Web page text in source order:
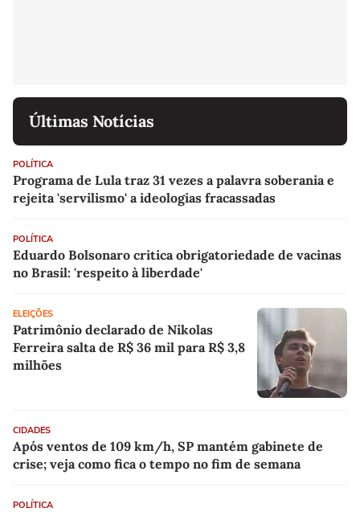
Últimas Notícias
POLÍTICA
Programa de Lula traz 31 vezes a palavra soberania e
rejeita 'servilismo' a ideologias fracassadas
POLÍTICA
Eduardo Bolsonaro critica obrigatoriedade de vacinas
no Brasil: 'respeito à liberdade'
ELEIÇÕES
Patrimônio declarado de Nikolas
Ferreira salta de R$ 36 mil para R$ 3,8
milhões
CIDADES
Após ventos de 109 km/h, SP mantém gabinete de
crise; veja como fica o tempo no fim de semana
POLÍTICA